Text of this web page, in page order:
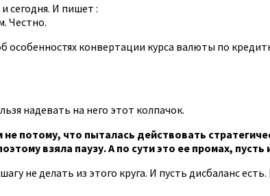
сегодня. И пишет :
Честно.
особенностях конвертации курса валюты по
надевать на него этот колпачок.
потому, что пыталась действовать
взяла паузу. А по сути это ее промах, пусть
не делать из этого круга. И пусть дисбаланс